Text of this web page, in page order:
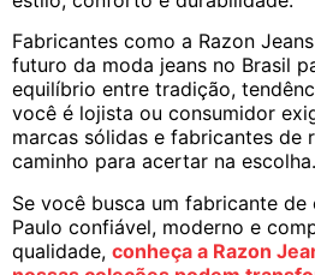
Fabricantes como a Razon
futuro da moda jeans no Brasil
equilíbrio entre tradição,
você é lojista ou consumidor
marcas sólidas e fabricantes de
caminho para acertar na escolha.
Se você busca um fabricante de
Paulo confiável, moderno e
qualidade, conheça a Razon